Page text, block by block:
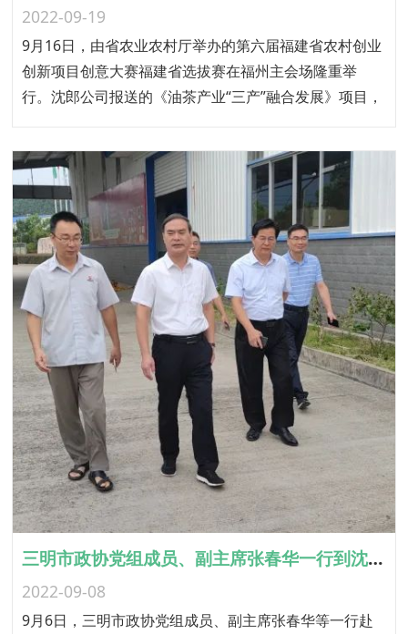
2022-09-19
9月16日，由省农业农村厅举办的第六届福建省农村创业
创新项目创意大赛福建省选拔赛在福州主会场隆重举
行。沈郎公司报送的《油茶产业“三产”融合发展》项目，
三明市政协党组成员、副主席张春华一行到沈郎公司调研乡村振兴工作
2022-09-08
9月6日，三明市政协党组成员、副主席张春华等一行赴